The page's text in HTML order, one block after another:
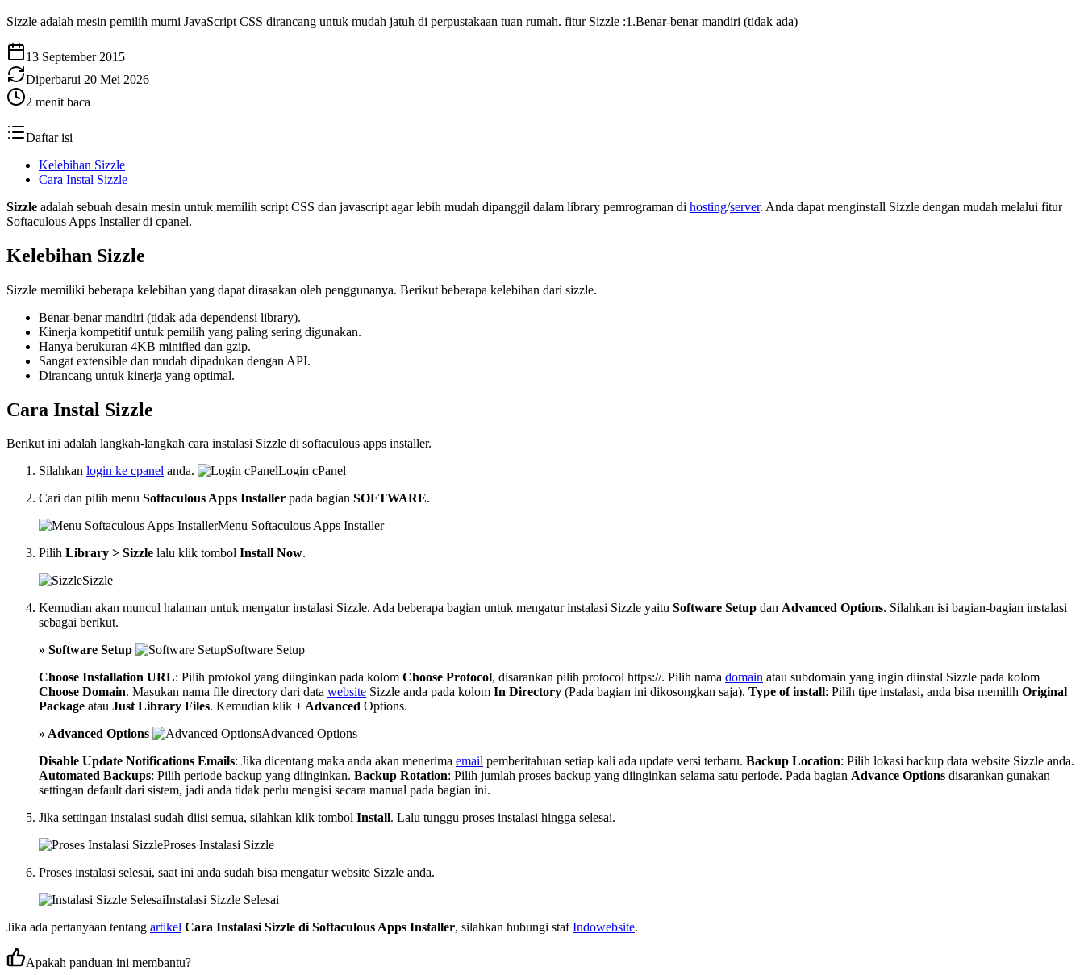
Sizzle adalah mesin pemilih murni JavaScript CSS dirancang untuk mudah jatuh di perpustakaan tuan rumah. fitur Sizzle :1.Benar-benar mandiri (tidak ada)
13 September 2015
Diperbarui 20 Mei 2026
2 menit baca
Daftar isi
Kelebihan Sizzle
Cara Instal Sizzle
Sizzle adalah sebuah desain mesin untuk memilih script CSS dan javascript agar lebih mudah dipanggil dalam library pemrograman di hosting/server. Anda dapat menginstall Sizzle dengan mudah melalui fitur
Softaculous Apps Installer di cpanel.
Kelebihan Sizzle
Sizzle memiliki beberapa kelebihan yang dapat dirasakan oleh penggunanya. Berikut beberapa kelebihan dari sizzle.
Benar-benar mandiri (tidak ada dependensi library).
Kinerja kompetitif untuk pemilih yang paling sering digunakan.
Hanya berukuran 4KB minified dan gzip.
Sangat extensible dan mudah dipadukan dengan API.
Dirancang untuk kinerja yang optimal.
Cara Instal Sizzle
Berikut ini adalah langkah-langkah cara instalasi Sizzle di softaculous apps installer.
Silahkan login ke cpanel anda.
Login cPanel
Cari dan pilih menu Softaculous Apps Installer pada bagian SOFTWARE.
Menu Softaculous Apps Installer
Pilih Library > Sizzle lalu klik tombol Install Now.
Sizzle
Kemudian akan muncul halaman untuk mengatur instalasi Sizzle. Ada beberapa bagian untuk mengatur instalasi Sizzle yaitu Software Setup dan Advanced Options. Silahkan isi bagian-bagian instalasi
sebagai berikut.
» Software Setup
Software Setup
Choose Installation URL: Pilih protokol yang diinginkan pada kolom Choose Protocol, disarankan pilih protocol https://. Pilih nama domain atau subdomain yang ingin diinstal Sizzle pada kolom
Choose Domain. Masukan nama file directory dari data website Sizzle anda pada kolom In Directory (Pada bagian ini dikosongkan saja). Type of install: Pilih tipe instalasi, anda bisa memilih Original
Package atau Just Library Files. Kemudian klik + Advanced Options.
» Advanced Options
Advanced Options
Disable Update Notifications Emails: Jika dicentang maka anda akan menerima email pemberitahuan setiap kali ada update versi terbaru. Backup Location: Pilih lokasi backup data website Sizzle anda.
Automated Backups: Pilih periode backup yang diinginkan. Backup Rotation: Pilih jumlah proses backup yang diinginkan selama satu periode. Pada bagian Advance Options disarankan gunakan
settingan default dari sistem, jadi anda tidak perlu mengisi secara manual pada bagian ini.
Jika settingan instalasi sudah diisi semua, silahkan klik tombol Install. Lalu tunggu proses instalasi hingga selesai.
Proses Instalasi Sizzle
Proses instalasi selesai, saat ini anda sudah bisa mengatur website Sizzle anda.
Instalasi Sizzle Selesai
Jika ada pertanyaan tentang artikel Cara Instalasi Sizzle di Softaculous Apps Installer, silahkan hubungi stafIndowebsite.
Apakah panduan ini membantu?